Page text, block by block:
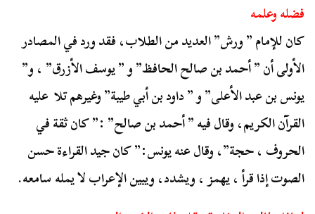
فضله وعلمه
كان للإمام ” ورش” العديد من الطلاب، فقد ورد في المصادر
الأولى أن ” أحمد بن صالح الحافظ” و ” يوسف الأزرق” ، و”
يونس بن عبد الأعلى” و ” داود بن أبي طيبة” وغيرهم تلا عليه
القرآن الكريم، وقال فيه ” أحمد بن صالح” :” كان ثقة في
الحروف ، حجة”، وقال عنه يونس:” كان جيد القراءة حسن
الصوت إذا قرأ ، يهمز ، ويشدد، ويبين الإعراب لا يمله سامعه.